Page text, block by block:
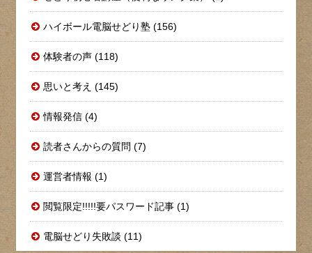
ハイボール電脳せどり塾 (156)
体験者の声 (118)
思いと考え (145)
情報発信 (4)
読者さんからの質問 (7)
運営者情報 (1)
閲覧限定!!!!!要パスワード記事 (1)
電脳せどり失敗談 (11)